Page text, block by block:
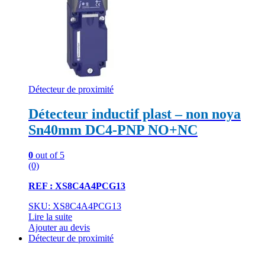
Détecteur de proximité
Détecteur inductif plast – non noya
Sn40mm DC4-PNP NO+NC
0 out of 5
(0)
REF : XS8C4A4PCG13
SKU: XS8C4A4PCG13
Lire la suite
Ajouter au devis
Détecteur de proximité